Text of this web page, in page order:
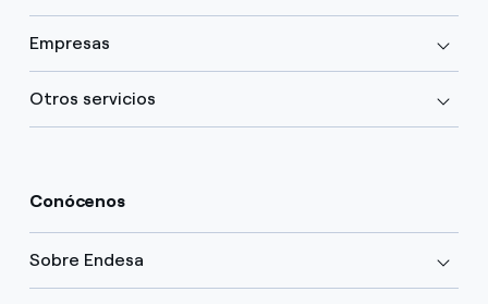
Empresas
Otros servicios
Conócenos
Sobre Endesa